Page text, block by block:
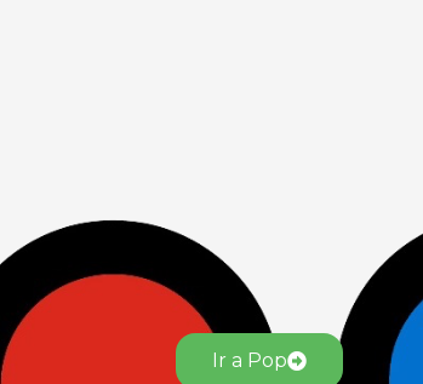
Ir a Pop